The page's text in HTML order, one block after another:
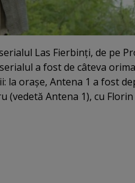
Las Fierbinţi, de pe
a fost de câteva
la oraşe, Antena 1 a fost
(vedetă Antena 1), cu Florin